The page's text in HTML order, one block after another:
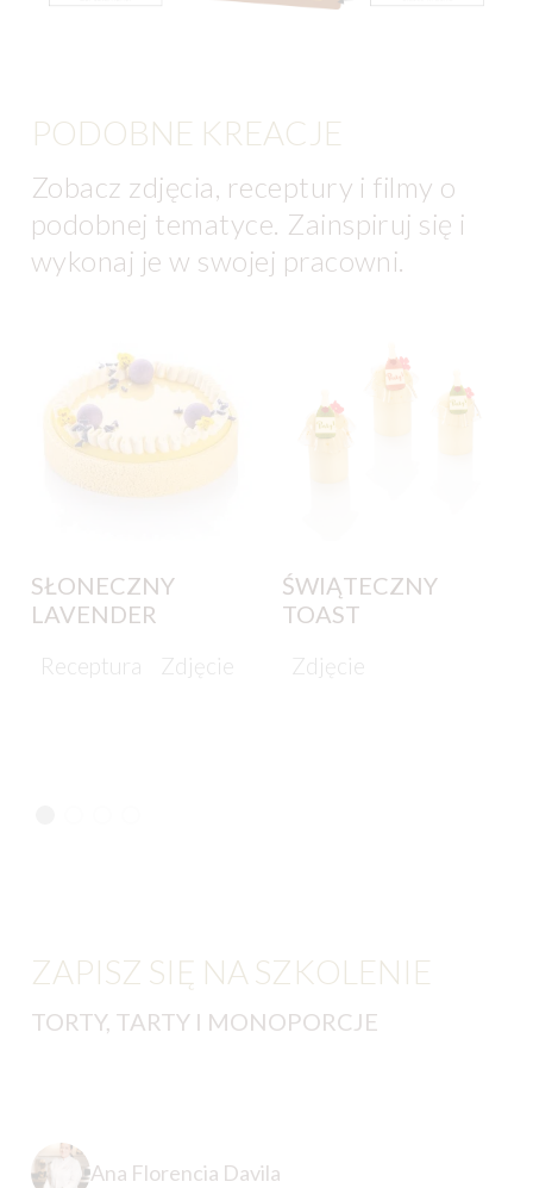
PODOBNE KREACJE
Zobacz zdjęcia, receptury i filmy o
podobnej tematyce. Zainspiruj się i
wykonaj je w swojej pracowni.
SŁONECZNY
LAVENDER
Receptura Zdjęcie
ŚWIĄTECZNY
TOAST
Zdjęcie
ZAPISZ SIĘ NA SZKOLENIE
TORTY, TARTY I MONOPORCJE
Ana Florencia Davila